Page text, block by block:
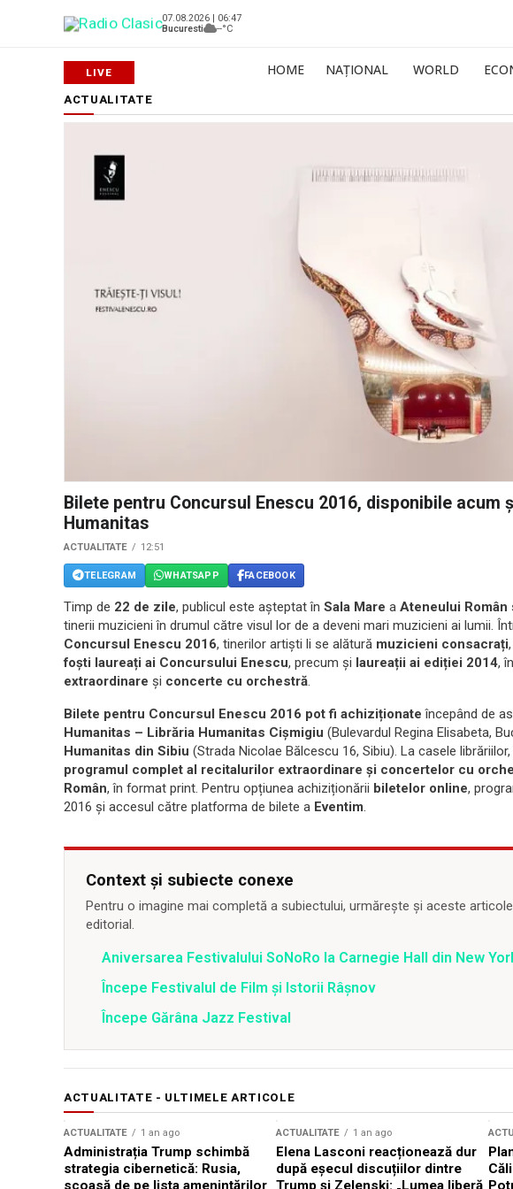
07.08.2026 | 06:47
Bucuresti
--°C
HOME NAȚIONAL WORLD
ACTUALITATE
Bilete pentru Concursul Enescu 2016, disponibile acum
Humanitas
ACTUALITATE 12:51
TELEGRAM WHATSAPP FACEBOOK
Timp de 22 de zile, publicul este așteptat în Sala Mare a Ateneului Român
tinerii muzicieni în drumul către visul lor de a deveni mari muzicieni ai lumii.
Concursul Enescu 2016, tinerilor artiști li se alătură muzicieni consacrați
foști laureați ai Concursului Enescu, precum și laureații ai ediției 2014,
extraordinare și concerte cu orchestră.
Bilete pentru Concursul Enescu 2016 pot fi achiziționateîncepând de
Humanitas – Librăria Humanitas Cișmigiu (Bulevardul Regina Elisabeta,
Humanitas din Sibiu (Strada Nicolae Bălcescu 16, Sibiu). La casele
programul complet al recitalurilor extraordinare și concertelor cu
Român, în format print. Pentru opțiunea achiziționării biletelor online,
2016 și accesul către platforma de bilete a Eventim.
Context și subiecte conexe
Pentru o imagine mai completă a subiectului, urmărește și aceste
editorial.
Aniversarea Festivalului SoNoRo la Carnegie Hall din New
Începe Festivalul de Film și Istorii Râșnov
Începe Gărâna Jazz Festival
ACTUALITATE - ULTIMELE ARTICOLE
ACTUALITATE 1 an ago
Administrația Trump schimbă
strategia cibernetică: Rusia,
scoasă de pe lista amenințărilor
ACTUALITATE 1 an ago
Elena Lasconi reacționează dur
după eșecul discuțiilor dintre
Trump și Zelenski: „Lumea liberă